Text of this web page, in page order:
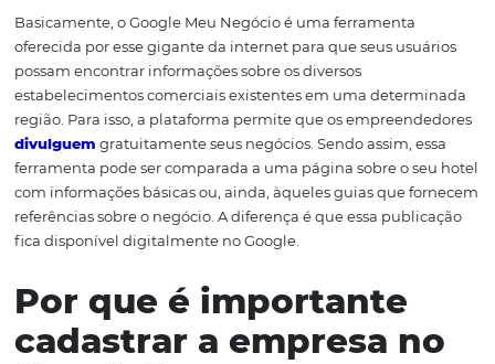
começar entendendo exatamente o que é a ferramenta
que ela serve. Confira!
O que é o Google Meu
Negócio?
Basicamente, o Google Meu Negócio é uma ferramenta
possam encontrar informações sobre os diversos
estabelecimentos comerciais existentes em uma
região. Para isso, a plataforma permite que os